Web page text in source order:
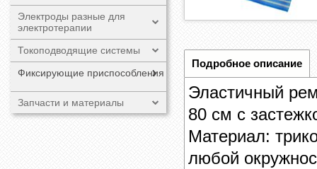
Электроды разные для
электротерапии
Токоподводящие системы
Фиксирующие приспособления
Запчасти и материалы
Подробное описание
Эластичный
80 см с
Материал:
любой